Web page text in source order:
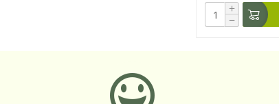
+
−